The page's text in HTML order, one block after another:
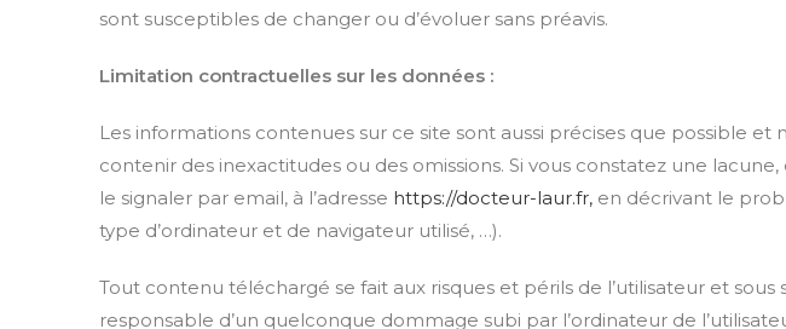
sont susceptibles de changer ou d’évoluer sans préavis.
Limitation contractuelles sur les données :
Les informations contenues sur ce site sont aussi précises que possible
contenir des inexactitudes ou des omissions. Si vous constatez une
le signaler par email, à l’adresse https://docteur-laur.fr, en décrivant le
type d’ordinateur et de navigateur utilisé, …).
Tout contenu téléchargé se fait aux risques et périls de l’utilisateur et
responsable d’un quelconque dommage subi par l’ordinateur de